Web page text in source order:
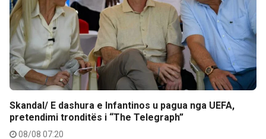
Skandal/ E dashura e Infantinos u pagua nga UEFA,
pretendimi tronditës i “The Telegraph”
08/08 07:20